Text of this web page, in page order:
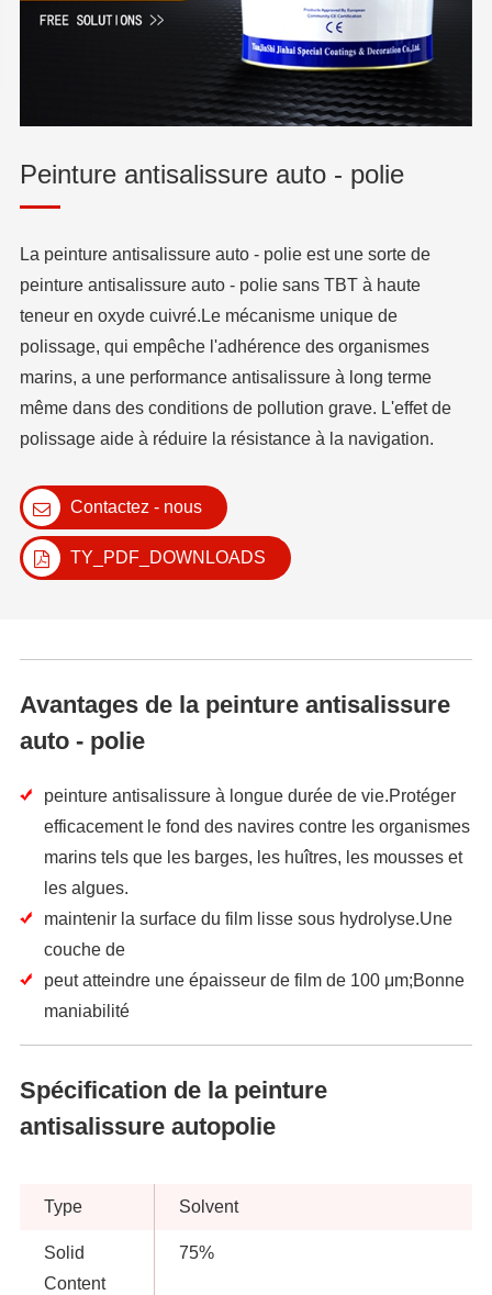
Peinture antisalissure auto - polie
La peinture antisalissure auto - polie est une sorte de
peinture antisalissure auto - polie sans TBT à haute
teneur en oxyde cuivré.Le mécanisme unique de
polissage, qui empêche l'adhérence des organismes
marins, a une performance antisalissure à long terme
même dans des conditions de pollution grave. L'effet de
polissage aide à réduire la résistance à la navigation.
Contactez - nous
TY_PDF_DOWNLOADS
Avantages de la peinture antisalissure
auto - polie
peinture antisalissure à longue durée de vie.Protéger
efficacement le fond des navires contre les organismes
marins tels que les barges, les huîtres, les mousses et
les algues.
maintenir la surface du film lisse sous hydrolyse.Une
couche de
peut atteindre une épaisseur de film de 100 μm;Bonne
maniabilité
Spécification de la peinture
antisalissure autopolie
Type Solvent
Solid
Content
75%